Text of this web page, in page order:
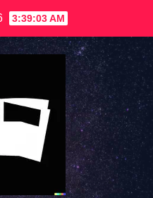
3:39:04 AM